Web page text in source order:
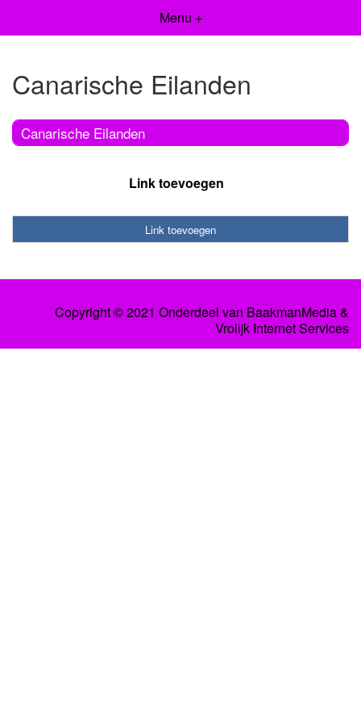
Menu +
Canarische Eilanden
Canarische Eilanden
Link toevoegen
Link toevoegen
Copyright © 2021 Onderdeel van BaakmanMedia&
Vrolijk Internet Services